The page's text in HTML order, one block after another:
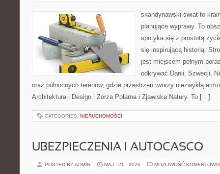
skandynawski świat to
planujące wyprawy. To
spotyka się z prostotą
się inspirującą historią.
jest miejscem pełnym
odkrywać Danii, Szwecji,
oraz północnych terenów, gdzie przestrzeń tworzy niezwykłą
Architektura i Design i Zorza Polarna i Zjawiska Natury. To […]
CATEGORIES: NIERUCHOMOŚCI
UBEZPIECZENIA I AUTOCASCO
POSTED BY ADMIN MAJ - 21 - 2026 MOŻLIWOŚĆ